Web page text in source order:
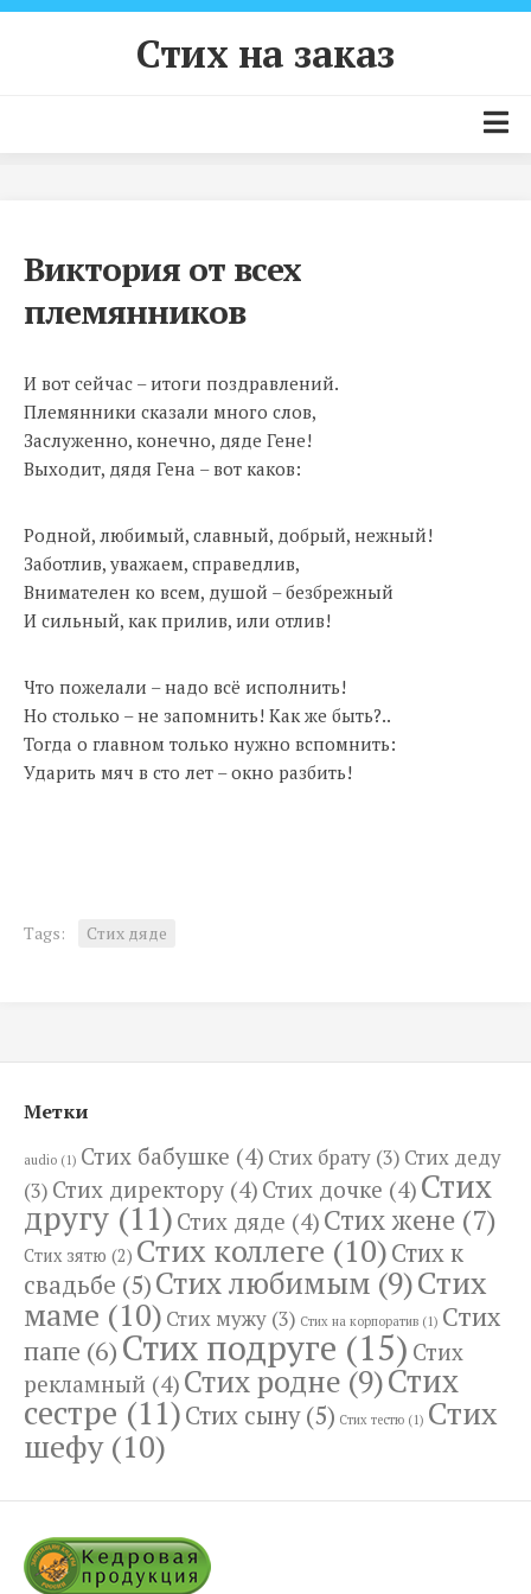
Skip
Стих на заказ
Как заказать стих?
Примеры стихов
Виктория от всех
племянников
И вот сейчас – итоги поздравлений.
Племянники сказали много слов,
Заслуженно, конечно, дяде Гене!
Выходит, дядя Гена – вот каков:
Родной, любимый, славный, добрый, нежный!
Заботлив, уважаем, справедлив,
Внимателен ко всем, душой – безбрежный
И сильный, как прилив, или отлив!
Что пожелали – надо всё исполнить!
Но столько – не запомнить! Как же быть?..
Тогда о главном только нужно вспомнить:
Ударить мяч в сто лет – окно разбить!
Tags: Стих дяде
Метки
audio (1) Стих бабушке (4) Стих брату (3) Стих деду
(3) Стих директору (4) Стих дочке (4) Стих
другу (11) Стих дяде (4) Стих жене (7)
Стих зятю (2) Стих коллеге (10)Стих к
свадьбе (5)Стих любимым (9)Стих
маме (10) Стих мужу (3) Стих на корпоратив (1) Стих
папе (6) Стих подруге (15) Стих
рекламный (4) Стих родне (9)Стих
сестре (11)Стих сыну(5) Стих тестю (1) Стих
шефу(10)